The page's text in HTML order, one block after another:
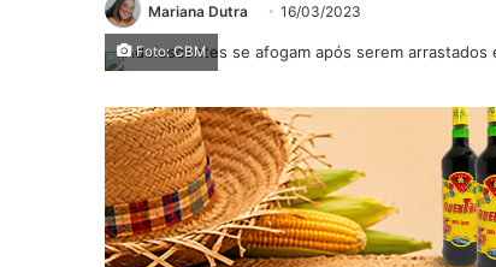
Mariana Dutra 16/03/2023
Foto: CBM